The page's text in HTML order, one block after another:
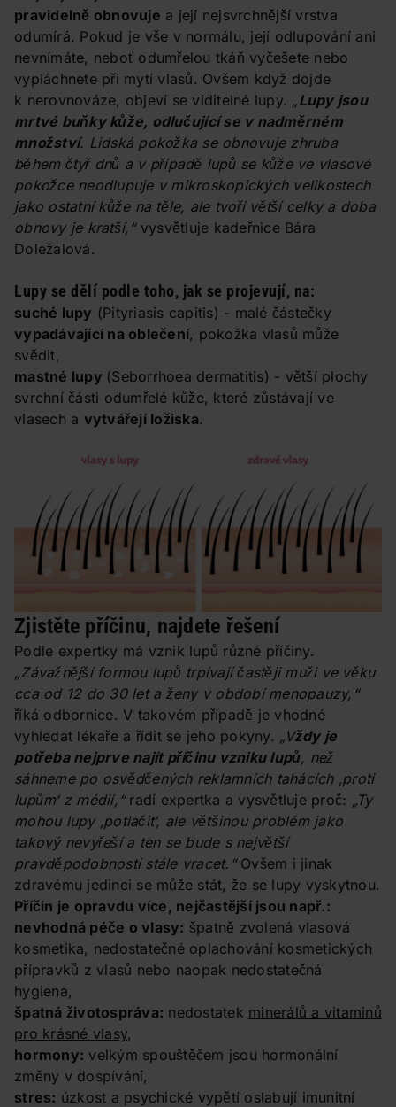
pravidelně obnovuje a její nejsvrchnější vrstva
odumírá. Pokud je vše v normálu, její odlupování ani
nevnímáte, neboť odumřelou tkáň vyčešete nebo
vypláchnete při mytí vlasů. Ovšem když dojde
k nerovnováze, objeví se viditelné lupy. „Lupy jsou
mrtvé buňky kůže, odlučující se v nadměrném
množství. Lidská pokožka se obnovuje zhruba
během čtyř dnů a v případě lupů se kůže ve vlasové
pokožce neodlupuje v mikroskopických velikostech
jako ostatní kůže na těle, ale tvoří větší celky a doba
obnovy je kratší,“vysvětluje kadeřnice Bára
Doležalová.
Lupy se dělí podle toho, jak se projevují, na:
suché lupy (Pityriasis capitis) - malé částečky
vypadávající na oblečení, pokožka vlasů může
svědit,
mastné lupy (Seborrhoea dermatitis) - větší plochy
svrchní části odumřelé kůže, které zůstávají ve
vlasech a vytvářejí ložiska.
Zjistěte příčinu, najdete řešení
Podle expertky má vznik lupů různé příčiny.
„Závažnější formou lupů trpívají častěji muži ve věku
cca od 12 do 30 let a ženy v období menopauzy,“
říká odbornice. V takovém případě je vhodné
vyhledat lékaře a řídit se jeho pokyny. „Vždy je
potřeba nejprve najít příčinu vzniku lupů, než
sáhneme po osvědčených reklamních tahácích ‚proti
lupům‘ z médií,“radí expertka a vysvětluje proč: „Ty
mohou lupy ‚potlačit‘, ale většinou problém jako
takový nevyřeší a ten se bude s největší
pravděpodobností stále vracet.“ Ovšem i jinak
zdravému jedinci se může stát, že se lupy vyskytnou.
Příčin je opravdu více, nejčastější jsou např.:
nevhodná péče o vlasy: špatně zvolená vlasová
kosmetika, nedostatečné oplachování kosmetických
přípravků z vlasů nebo naopak nedostatečná
hygiena,
špatná životospráva: nedostatek minerálů a vitaminů
pro krásné vlasy,
hormony: velkým spouštěčem jsou hormonální
změny v dospívání,
stres: úzkost a psychické vypětí oslabují imunitní